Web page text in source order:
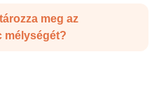
meg az
mélységét?